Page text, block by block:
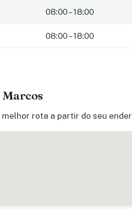
08:00 – 18:00
08:00 – 18:00
Marcos
rota a partir do seu